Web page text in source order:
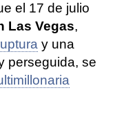
el 17 de julio
Las Vegas,
y una
perseguida, se